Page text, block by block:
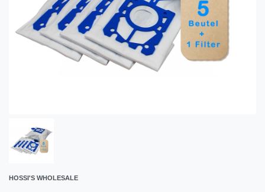
HOSSI'S WHOLESALE